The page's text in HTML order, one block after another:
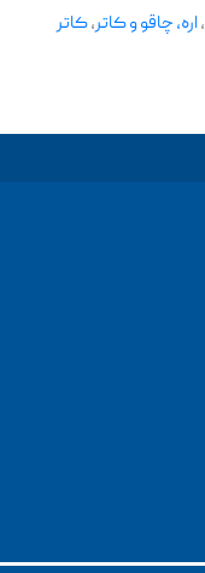
,اره، چاقو و کاتر,کاتر